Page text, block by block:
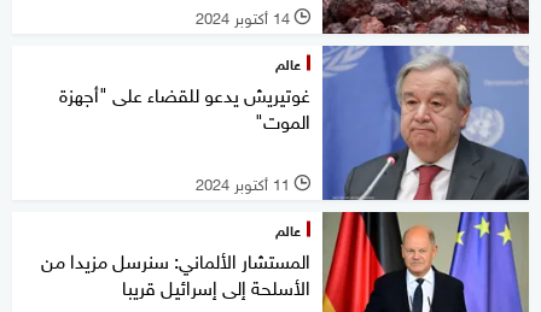
l 14 أكتوبر 2024
عالم
غوتيريش يدعو للقضاء على "أجهزة
الموت"
l 11 أكتوبر 2024
عالم
المستشار الألماني: سنرسل مزيدا من
الأسلحة إلى إسرائيل قريبا